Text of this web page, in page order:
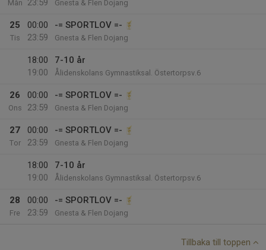
Mån
23:59
Gnesta & Flen Dojang
25
Tis
00:00
23:59
-= SPORTLOV =-
Gnesta & Flen Dojang
18:00
19:00
7-10 år
Ålidenskolans Gymnastiksal. Östertorpsv.6
26
Ons
00:00
23:59
-= SPORTLOV =-
Gnesta & Flen Dojang
27
Tor
00:00
23:59
-= SPORTLOV =-
Gnesta & Flen Dojang
18:00
19:00
7-10 år
Ålidenskolans Gymnastiksal. Östertorpsv.6
28
Fre
00:00
23:59
-= SPORTLOV =-
Gnesta & Flen Dojang
Tillbaka till toppen